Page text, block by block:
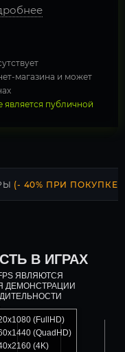
магазина и может
публичной
(- 40% ПРИ ПОКУПКЕ
В ИГРАХ
ЯВЛЯЮТСЯ
ДЕМОНСТРАЦИИ
(FullHD)
(QuadHD)
(4K)